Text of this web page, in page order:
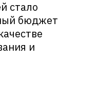
стало
бюджет
и